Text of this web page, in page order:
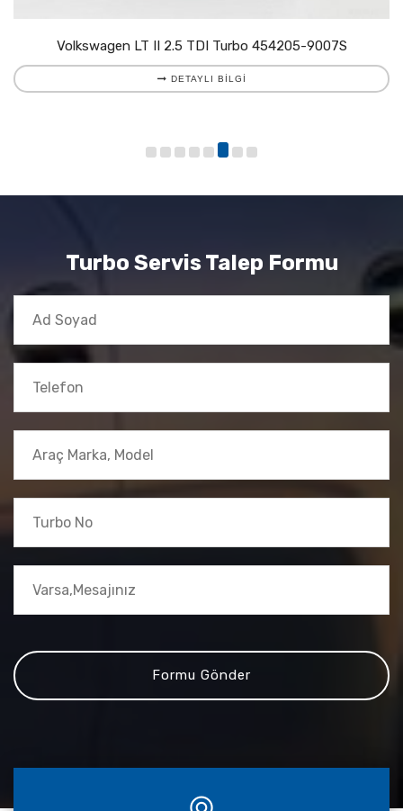
Volkswagen LT II 2.5 TDI Turbo 454205-9007S
DETAYLI BILGI
Turbo Servis Talep Formu